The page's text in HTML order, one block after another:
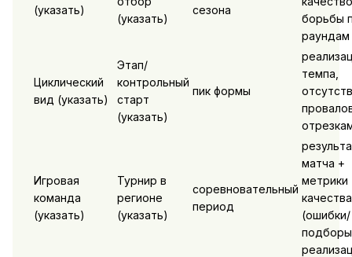
(указать)
(указать)
сезона
борьбы
раундам
Циклический
вид (указать)
Этап/
контрольный
старт
(указать)
пик формы
темпа,
Игровая
команда
(указать)
Турнир в
регионе
(указать)
соревновательный
период
матча +
метрики
качества
(ошибки/